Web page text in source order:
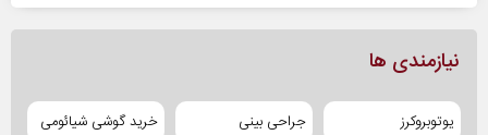
نیازمندی ها
یوتوبروکرز جراحی بینی خرید گوشی شیائومی